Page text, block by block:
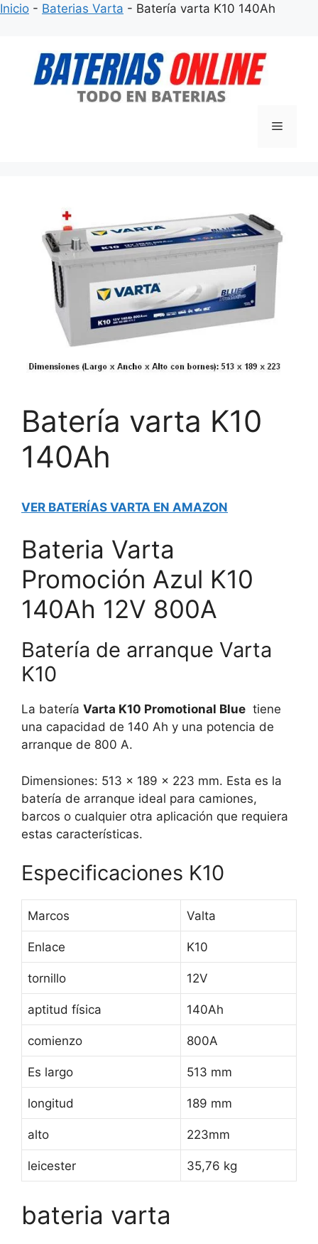
Inicio - Baterias Varta - Batería varta K10 140Ah
contenido
Menú
Batería varta K10
140Ah
VER BATERÍAS VARTA EN AMAZON
Bateria Varta
Promoción Azul K10
140Ah 12V 800A
Batería de arranque Varta
K10
La batería Varta K10 Promotional Blue tiene
una capacidad de 140 Ah y una potencia de
arranque de 800 A.
Dimensiones: 513 x 189 x 223 mm. Esta es la
batería de arranque ideal para camiones,
barcos o cualquier otra aplicación que requiera
estas características.
Especificaciones K10
Marcos Valta
Enlace K10
tornillo 12V
aptitud física 140Ah
comienzo 800A
Es largo 513 mm
longitud 189 mm
alto 223mm
leicester 35,76 kg
bateria varta